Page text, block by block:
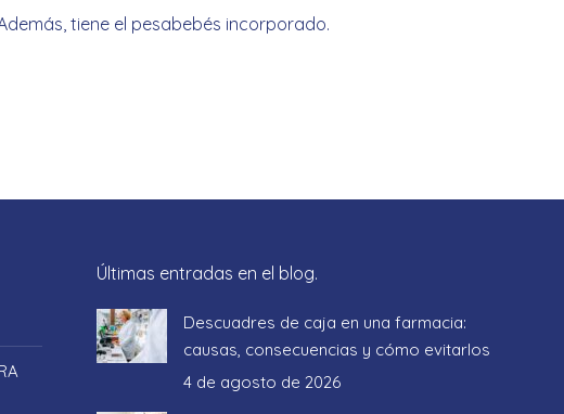
tiene el pesabebés incorporado.
Últimas entradas en el blog.
Descuadres de caja en una farmacia:
causas, consecuencias y cómo evitarlos
4 de agosto de 2026